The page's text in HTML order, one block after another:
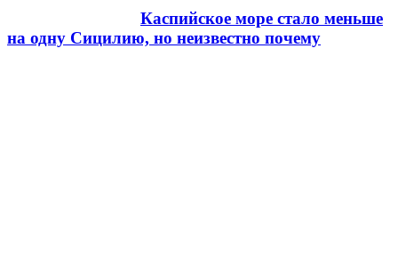
Каспийское море стало меньше
на одну Сицилию, но неизвестно почему